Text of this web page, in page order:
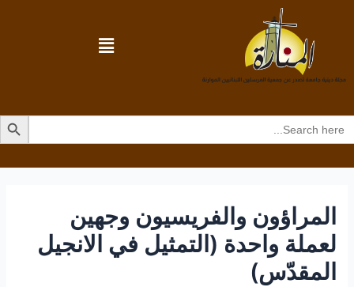
Search
for:
Search Button
المراؤون والفريسيون وجهين
لعملة واحدة (التمثيل في الانجيل
المقدّس)